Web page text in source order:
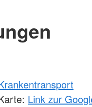
Link zur